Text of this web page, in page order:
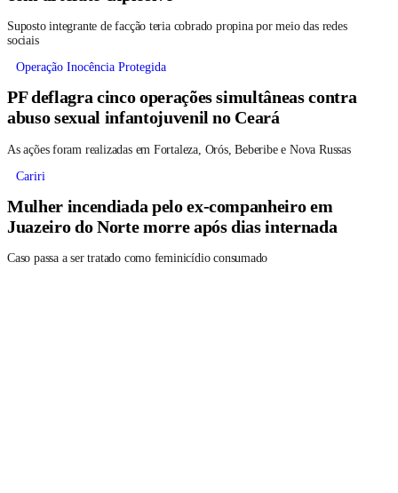
Suposto integrante de facção teria cobrado propina por meio das redes
sociais
Operação Inocência Protegida
PF deflagra cinco operações simultâneas contra
abuso sexual infantojuvenil no Ceará
As ações foram realizadas em Fortaleza, Orós, Beberibe e Nova Russas
Cariri
Mulher incendiada pelo ex-companheiro em
Juazeiro do Norte morre após dias internada
Caso passa a ser tratado como feminicídio consumado